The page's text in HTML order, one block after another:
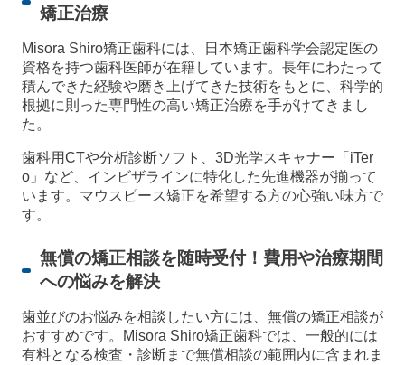
矯正治療
Misora Shiro矯正歯科には、日本矯正歯科学会認定医の
資格を持つ歯科医師が在籍しています。長年にわたって
積んできた経験や磨き上げてきた技術をもとに、科学的
根拠に則った専門性の高い矯正治療を手がけてきまし
た。
歯科用CTや分析診断ソフト、3D光学スキャナー「iTer
o」など、インビザラインに特化した先進機器が揃って
います。マウスピース矯正を希望する方の心強い味方で
す。
無償の矯正相談を随時受付！費用や治療期間
への悩みを解決
歯並びのお悩みを相談したい方には、無償の矯正相談が
おすすめです。Misora Shiro矯正歯科では、一般的には
有料となる検査・診断まで無償相談の範囲内に含まれま